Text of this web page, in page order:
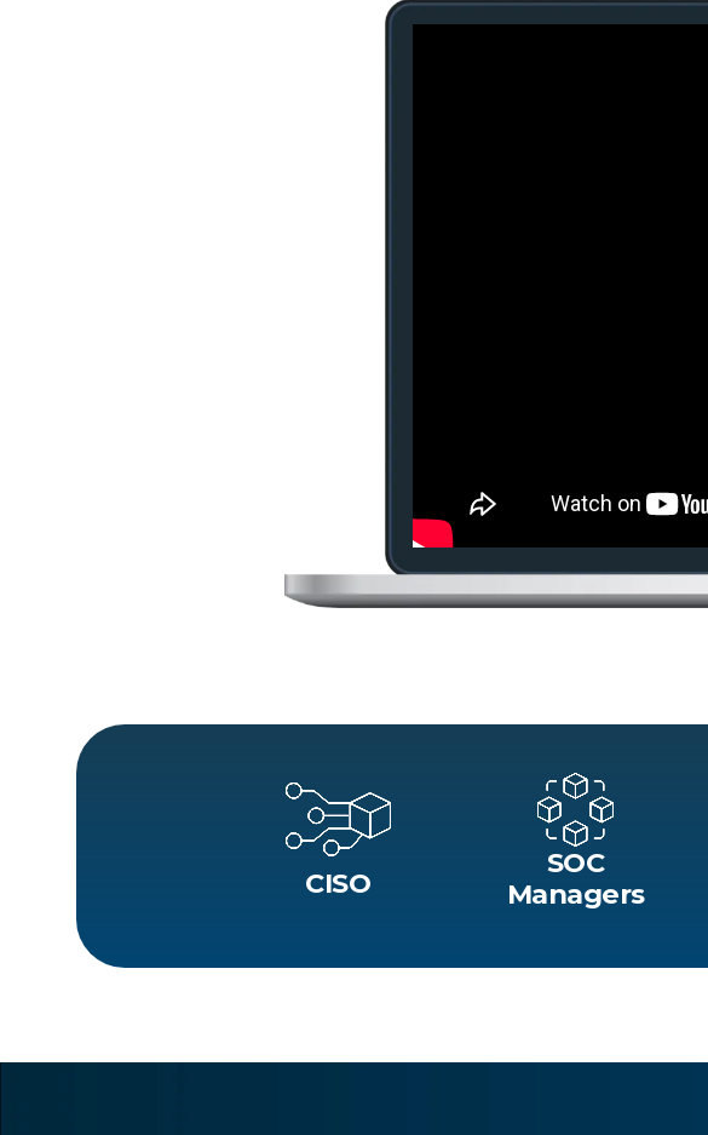
CISO
SOC
Managers